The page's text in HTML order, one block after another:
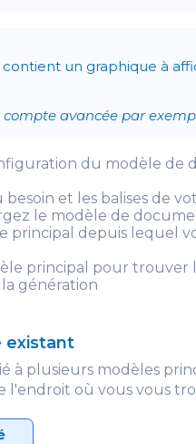
un graphique à
avancée par
du modèle de
et les balises de
le modèle de
principal depuis lequel
principal pour trouver
génération
existant
à plusieurs modèles
l'endroit où vous vous